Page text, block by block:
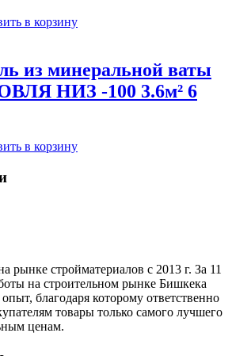
в корзину
из минеральной ваты
НИЗ -100 3.6м² 6
в корзину
рынке стройматериалов с 2013 г. За 11
на строительном рынке Бишкека
благодаря которому ответственно
товары только самого лучшего
ценам.